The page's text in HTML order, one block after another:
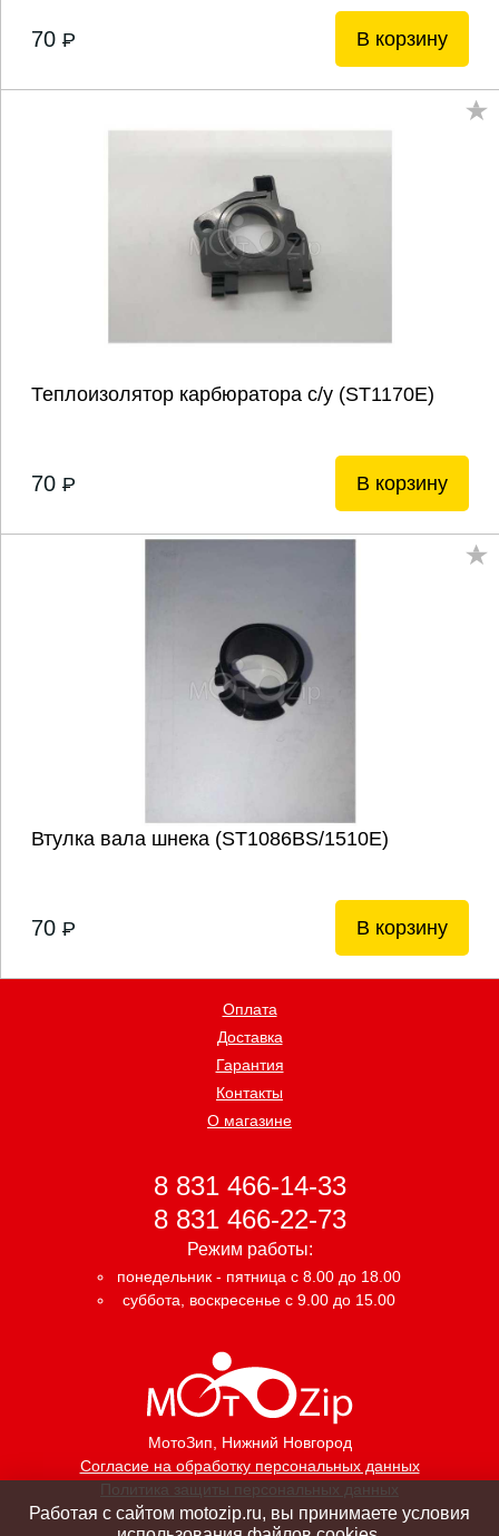
70 P В корзину
Теплоизолятор карбюратора с/у (ST1170Е)
70 P В корзину
Втулка вала шнека (ST1086BS/1510Е)
70 P В корзину
МотоЗип, Нижний Новгород
Согласие на обработку персональных данных
Политика защиты персональных данных
Оплата
Доставка
Гарантия
Контакты
О магазине
8 831 466-14-33
8 831 466-22-73
Режим работы:
понедельник - пятница с 8.00 до 18.00
суббота, воскресенье с 9.00 до 15.00
Работая с сайтом motozip.ru, вы принимаете условия